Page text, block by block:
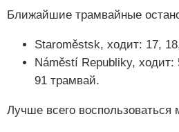
Ближайшие трамвайные
Staroměstsk, ходит: 17,
Náměstí Republiky, ходит:
91 трамвай.
Лучше всего воспользоваться